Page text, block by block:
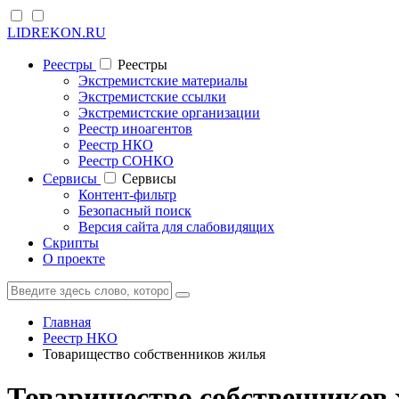
LIDREKON.RU
Реестры
Реестры
Экстремистские материалы
Экстремистские ссылки
Экстремистские организации
Реестр иноагентов
Реестр НКО
Реестр СОНКО
Cервисы
Cервисы
Контент-фильтр
Безопасный поиск
Версия сайта для слабовидящих
Скрипты
О проекте
Главная
Реестр НКО
Товарищество собственников жилья